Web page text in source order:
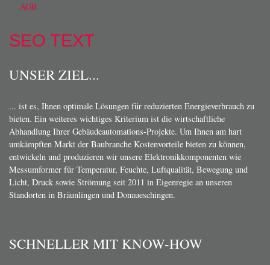
AGB
SEO TEXT
UNSER ZIEL...
... ist es, Ihnen optimale Lösungen für reduzierten Energieverbrauch zu
bieten. Ein weiteres wichtiges Kriterium ist die wirtschaftliche
Abhandlung Ihrer Gebäudeautomations-Projekte. Um Ihnen am hart
umkämpften Markt der Baubranche Kostenvorteile bieten zu können,
entwickeln und produzieren wir unsere Elektronikkomponenten wie
Messumformer für Temperatur, Feuchte, Luftqualität, Bewegung und
Licht, Druck sowie Strömung seit 2011 in Eigenregie an unseren
Standorten in Bräunlingen und Donaueschingen.
SCHNELLER MIT KNOW-HOW